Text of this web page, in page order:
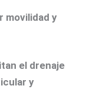
movilidad y
el drenaje
y